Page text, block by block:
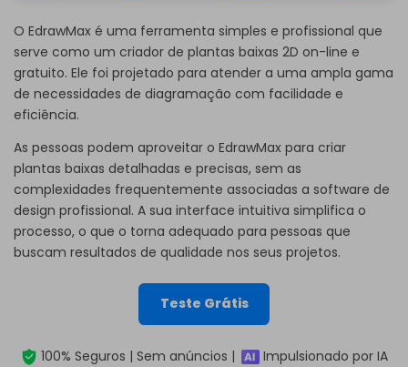
O EdrawMax é uma ferramenta simples e profissional que
serve como um criador de plantas baixas 2D on-line e
gratuito. Ele foi projetado para atender a uma ampla gama
de necessidades de diagramação com facilidade e
eficiência.
As pessoas podem aproveitar o EdrawMax para criar
plantas baixas detalhadas e precisas, sem as
complexidades frequentemente associadas a software de
design profissional. A sua interface intuitiva simplifica o
processo, o que o torna adequado para pessoas que
buscam resultados de qualidade nos seus projetos.
Teste Grátis
100% Seguros | Sem anúncios |
Impulsionado por IA